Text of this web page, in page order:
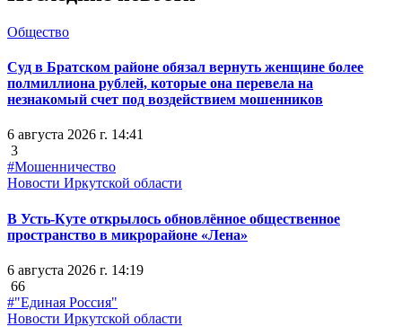
Общество
Суд в Братском районе обязал вернуть женщине более
полмиллиона рублей, которые она перевела на
незнакомый счет под воздействием мошенников
6 августа 2026 г. 14:41
3
#Мошенничество
Новости Иркутской области
В Усть-Куте открылось обновлённое общественное
пространство в микрорайоне «Лена»
6 августа 2026 г. 14:19
66
#"Единая Россия"
Новости Иркутской области